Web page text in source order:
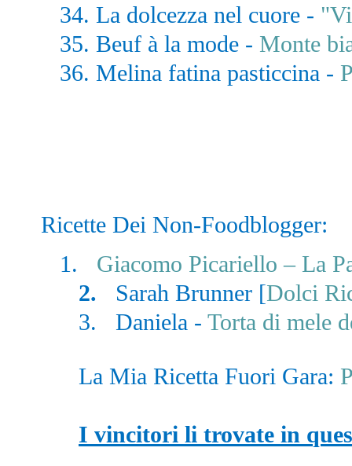
34. La dolcezza nel cuore -
35. Beuf à la mode - Monte
36. Melina fatina pasticcina -
Ricette Dei Non-Foodblogger:
1.
Giacomo Picariello – La
2. Sarah Brunner [Dolci
3. Daniela - Torta di mele
La Mia Ricetta Fuori Gara:
I vincitori li trovate in